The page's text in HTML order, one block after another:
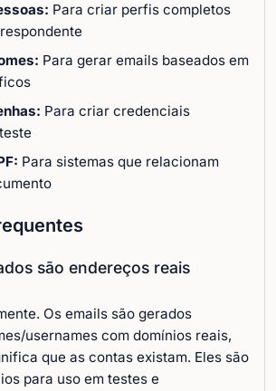
Para criar perfis completos
Para gerar emails baseados em
Para criar credenciais
Para sistemas que relacionam
são endereços reais
Os emails são gerados
usernames com domínios reais,
que as contas existam. Eles são
para uso em testes e